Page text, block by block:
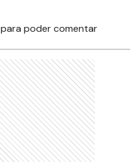
para poder comentar